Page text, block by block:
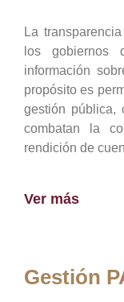
La
los gobiernos
información
propósito es
gestión pública,
combatan la
rendición de
Ver más
Gestión